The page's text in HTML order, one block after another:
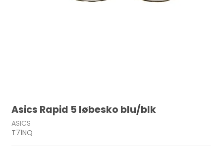
Asics Rapid 5 løbesko blu/blk
ASICS
T71NQ